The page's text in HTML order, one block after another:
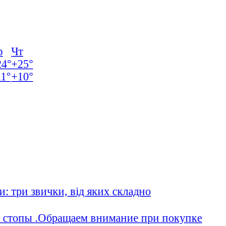
Чт
+25°
+10°
три звички, від яких складно
.Обращаем внимание при покупке